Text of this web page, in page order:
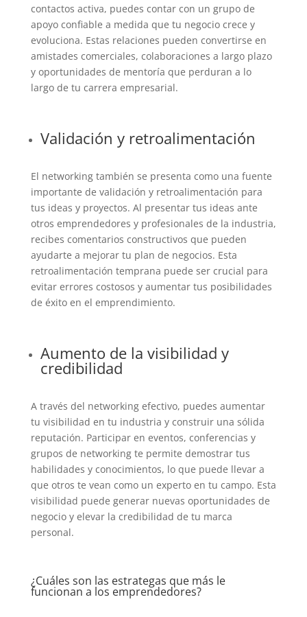
contactos activa, puedes contar con un grupo de
apoyo confiable a medida que tu negocio crece y
evoluciona. Estas relaciones pueden convertirse en
amistades comerciales, colaboraciones a largo plazo
y oportunidades de mentoría que perduran a lo
largo de tu carrera empresarial.
Validación y retroalimentación
El networking también se presenta como una fuente
importante de validación y retroalimentación para
tus ideas y proyectos. Al presentar tus ideas ante
otros emprendedores y profesionales de la industria,
recibes comentarios constructivos que pueden
ayudarte a mejorar tu plan de negocios. Esta
retroalimentación temprana puede ser crucial para
evitar errores costosos y aumentar tus posibilidades
de éxito en el emprendimiento.
Aumento de la visibilidad y
credibilidad
A través del networking efectivo, puedes aumentar
tu visibilidad en tu industria y construir una sólida
reputación. Participar en eventos, conferencias y
grupos de networking te permite demostrar tus
habilidades y conocimientos, lo que puede llevar a
que otros te vean como un experto en tu campo. Esta
visibilidad puede generar nuevas oportunidades de
negocio y elevar la credibilidad de tu marca
personal.
¿Cuáles son las estrategas que más le
funcionan a los emprendedores?